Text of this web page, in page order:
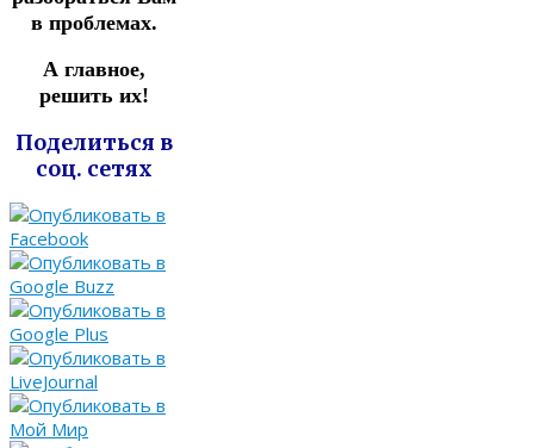
в проблемах.
А главное,
решить их!
Поделиться в
соц. сетях